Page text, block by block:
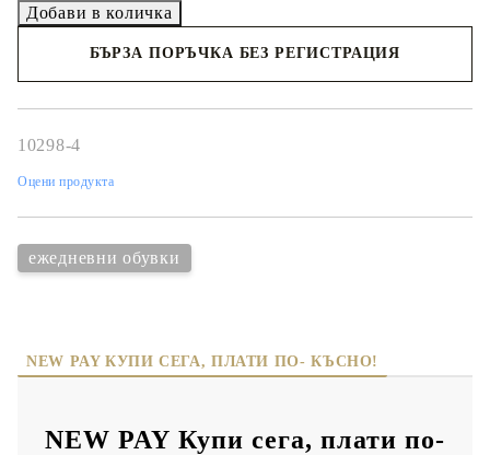
БЪРЗА ПОРЪЧКА БЕЗ РЕГИСТРАЦИЯ
Съгласен съм сполитиката за личните данни
10298-4
Оцени продукта
ежедневни обувки
NEW PAY КУПИ СЕГА, ПЛАТИ ПО- КЪСНО!
NEW PAY Купи сега, плати по-